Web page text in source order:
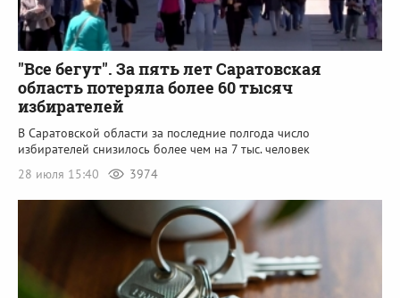
"Все бегут". За пять лет Саратовская
область потеряла более 60 тысяч
избирателей
В Саратовской области за последние полгода число
избирателей снизилось более чем на 7 тыс. человек
28 июля 15:40
3974